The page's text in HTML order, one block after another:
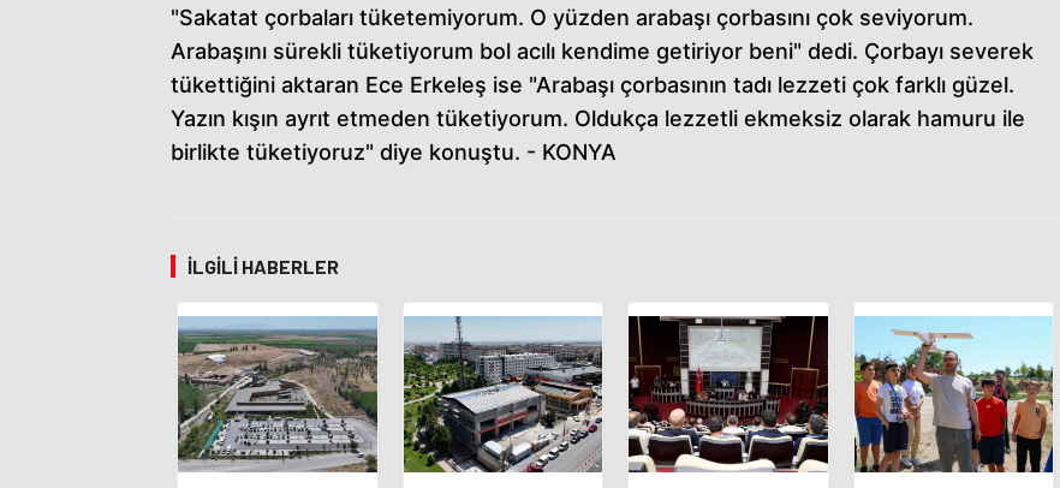
"Sakatat çorbaları tüketemiyorum. O yüzden arabaşı çorbasını çok seviyorum.
Arabaşını sürekli tüketiyorum bol acılı kendime getiriyor beni" dedi. Çorbayı severek
tükettiğini aktaran Ece Erkeleş ise "Arabaşı çorbasının tadı lezzeti çok farklı güzel.
Yazın kışın ayrıt etmeden tüketiyorum. Oldukça lezzetli ekmeksiz olarak hamuru ile
birlikte tüketiyoruz" diye konuştu. - KONYA
İLGILI HABERLER